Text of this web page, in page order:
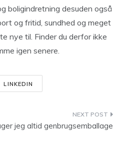
boligindretning desuden også
og fritid, sundhed og meget
nye til. Finder du derfor ikke
igen senere.
LINKEDIN
jeg altid genbrugsemballage